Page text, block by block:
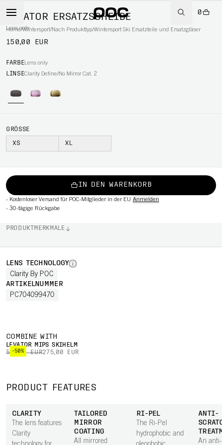
0
Home/Wintersport/Nach Produkttyp/Wintersport Ski Ersatzteile und Ersatzgläser
LEVATOR ERSATZSCHEIBE
Lens only
150,00 EUR
FARBELens only
LINSEClarity Define/No Mirror Cat. 2
GRÖSSE
XS XL
IN DEN WARENKORB
- Kostenloser Versand für POC-Mitglieder in der EU Anmelden
- 30-tägige Rückgabe
PRODUKTMERKMALE
LENS TECHNOLOGY
Clarity By POC
ARTIKELNUMMER
PC704099470
COMBINE WITH
-50%
LEVATOR MIPS SKIHELM
550,00 EUR275,00 EUR
PRODUCT FEATURES
CLARITY
The lens features
Clarity
TAILORED
MIRROR
COATING
All mirrored
RI-PEL
The Ri-Pel
hydrophobic and
ANTI-
An